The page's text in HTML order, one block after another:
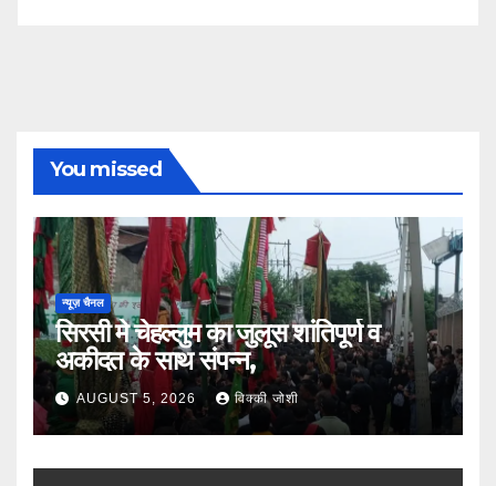
You missed
न्यूज़ चैनल
सिरसी मे चेहल्लुम का जुलूस शांतिपूर्ण व
अकीदत के साथ संपन्न,
AUGUST 5, 2026 विक्की जोशी